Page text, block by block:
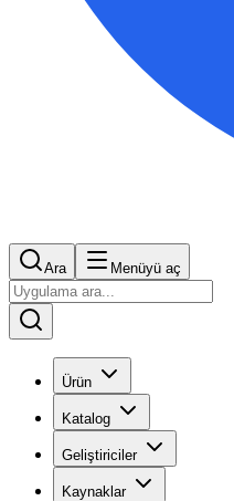
Ara Menüyü aç
Ürün
Katalog
Geliştiriciler
Kaynaklar